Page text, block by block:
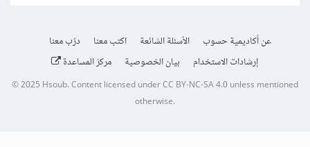
عن أكاديمية حسوب الأسئلة الشائعة اكتب معنا
درّب معنا
إرشادات الاستخدام
بيان الخصوصية مركز المساعدة
© 2025Hsoub.Content licensed underCC BY-NC-SA 4.0unless mentioned
otherwise.